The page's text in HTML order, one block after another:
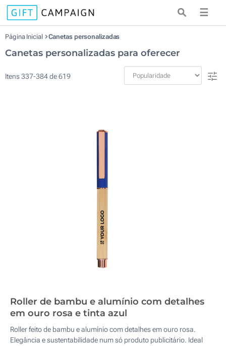
☰
Página Inicial Canetas personalizadas
Canetas personalizadas para oferecer
Itens337-384de619
Roller de bambu e alumínio com detalhes
em ouro rosa e tinta azul
Roller feito de bambu e alumínio com detalhes em ouro rosa.
Elegância e sustentabilidade num só produto publicitário. Ideal